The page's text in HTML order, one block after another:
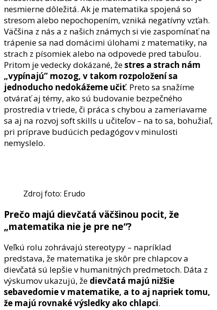
nesmierne dôležitá. Ak je matematika spojená so
stresom alebo nepochopením, vzniká negatívny vzťah.
Väčšina z nás a z našich známych si vie zaspomínať na
trápenie sa nad domácimi úlohami z matematiky, na
strach z písomiek alebo na odpovede pred tabuľou.
Pritom je vedecky dokázané, žestres a strach nám
„vypínajú” mozog, v takom rozpoložení sa
jednoducho nedokážeme učiť. Preto sa snažíme
otvárať aj témy, ako sú budovanie bezpečného
prostredia v triede, či práca s chybou a zameriavame
sa aj na rozvoj soft skills u učiteľov – na to sa, bohužiaľ,
pri príprave budúcich pedagógov v minulosti
nemyslelo.
Zdroj foto: Erudo
Prečo majú dievčatá väčšinou pocit, že
„matematika nie je pre ne“?
Veľkú rolu zohrávajú stereotypy – napríklad
predstava, že matematika je skôr pre chlapcov a
dievčatá sú lepšie v humanitných predmetoch. Dáta z
výskumov ukazujú, že dievčatá majú nižšie
sebavedomie v matematike, a to aj napriek tomu,
že majú rovnaké výsledky ako chlapci.